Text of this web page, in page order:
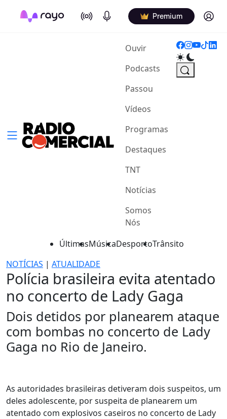
On Air Podcasts Premium Log in
Ouvir(current)
Podcasts
Passou
Vídeos
Programas
Destaques
TNT
Notícias
Somos
Nós
ÚltimasMúsicaDesportoTrânsito
NOTÍCIAS | ATUALIDADE
Polícia brasileira evita atentado
no concerto de Lady Gaga
Dois detidos por planearem ataque
com bombas no concerto de Lady
Gaga no Rio de Janeiro.
As autoridades brasileiras detiveram dois suspeitos, um
deles adolescente, por suspeita de planearem um
atentado com explosivos caseiros no concerto de Lady